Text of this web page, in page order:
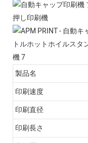
製品名
印刷速度
印刷直径
印刷長さ